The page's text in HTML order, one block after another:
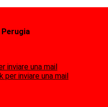
inviare una mail
per inviare una mail